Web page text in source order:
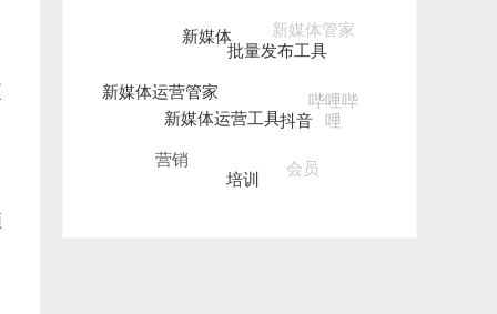
批量发布工具
新媒体运营工具 抖音哔哩哔
哩
营销
会员
新媒体一键发布